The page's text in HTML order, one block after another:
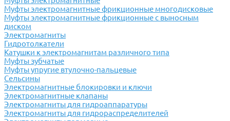
Муфты электромагнитные фрикционные многодисковые
Муфты электромагнитные фрикционные с выносным
диском
Электромагниты
Гидротолкатели
Катушки к электромагнитам различного типа
Муфты зубчатые
Муфты упругие втулочно-пальцевые
Сельсины
Электромагнитные блокировки и ключи
Электромагнитные клапаны
Электромагниты для гидроаппаратуры
Электромагниты для гидрораспределителей